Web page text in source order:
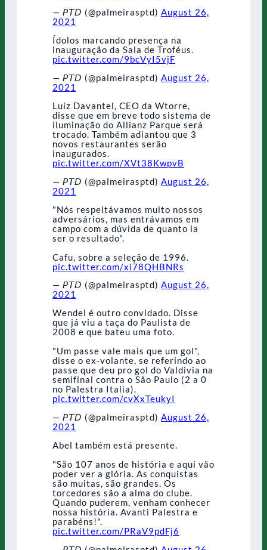
— 𝘗𝘛𝘋 (@palmeirasptd) August 26,
2021
Ídolos marcando presença na
inauguração da Sala de Troféus.
pic.twitter.com/9bcVyI5vjF
— 𝘗𝘛𝘋 (@palmeirasptd) August 26,
2021
Luiz Davantel, CEO da Wtorre,
disse que em breve todo sistema de
iluminação do Allianz Parque será
trocado. Também adiantou que 3
novos restaurantes serão
inaugurados.
pic.twitter.com/XVt38KwpvB
— 𝘗𝘛𝘋 (@palmeirasptd) August 26,
2021
"Nós respeitávamos muito nossos
adversários, mas entrávamos em
campo com a dúvida de quanto ia
ser o resultado".
Cafu, sobre a seleção de 1996.
pic.twitter.com/xi78QHBNRs
— 𝘗𝘛𝘋 (@palmeirasptd) August 26,
2021
Wendel é outro convidado. Disse
que já viu a taça do Paulista de
2008 e que bateu uma foto.
"Um passe vale mais que um gol",
disse o ex-volante, se referindo ao
passe que deu pro gol do Valdivia na
semifinal contra o São Paulo (2 a 0
no Palestra Italia).
pic.twitter.com/cvXxTeukyI
— 𝘗𝘛𝘋 (@palmeirasptd) August 26,
2021
Abel também está presente.
"São 107 anos de história e aqui vão
poder ver a glória. As conquistas
são muitas, são grandes. Os
torcedores são a alma do clube.
Quando puderem, venham conhecer
nossa história. Avanti Palestra e
parabéns!".
pic.twitter.com/PRaV9pdFj6